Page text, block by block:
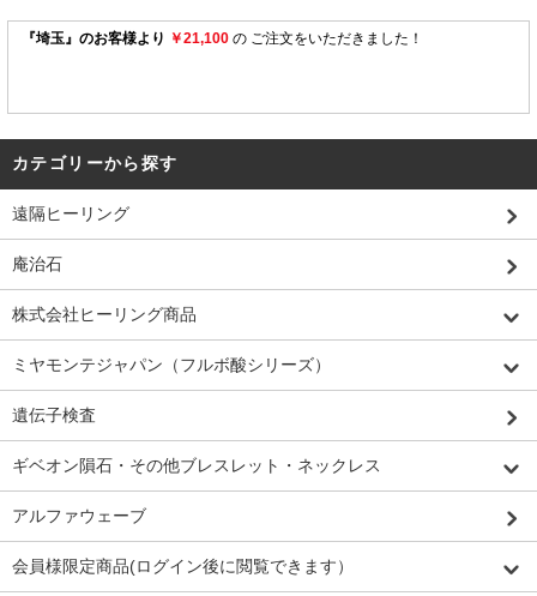
カテゴリーから探す
遠隔ヒーリング
庵治石
株式会社ヒーリング商品
ミヤモンテジャパン（フルボ酸シリーズ）
遺伝子検査
ギベオン隕石・その他ブレスレット・ネックレス
アルファウェーブ
会員様限定商品(ログイン後に閲覧できます）